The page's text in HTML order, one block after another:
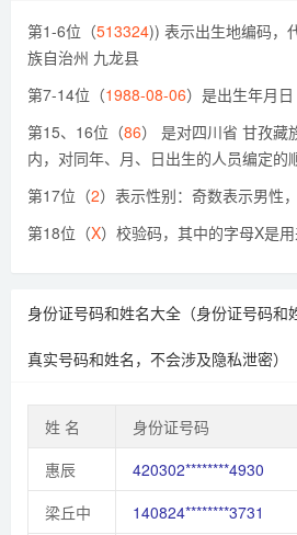
第1-6位（513324)) 表示出生地编码，
族自治州 九龙县
第7-14位（1988-08-06）是出生年月日
第15、16位（86） 是对四川省 甘孜藏
内，对同年、月、日出生的人员编定的
第17位（2）表示性别：奇数表示男性
第18位（X）校验码，其中的字母X是
身份证号码和姓名大全（身份证号码和
真实号码和姓名，不会涉及隐私泄密）
姓 名 身份证号码
惠辰
420302********4930
梁丘中
140824********3731